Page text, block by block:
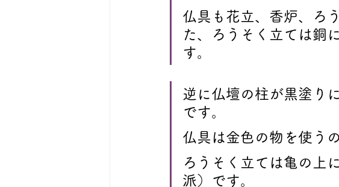
仏具も花立、香炉、ろ
た、ろうそく立ては銅
す。
逆に仏壇の柱が黒塗り
です。
仏具は金色の物を使う
ろうそく立ては亀の上
派）です。